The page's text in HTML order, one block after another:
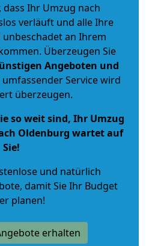
Ihr Umzug nach
verläuft und alle Ihre
unbeschadet an Ihrem
Überzeugen Sie
Angeboten und
umfassender Service wird
überzeugen.
so weit sind, Ihr Umzug
Oldenburg wartet auf
Sie!
und natürlich
, damit Sie Ihr Budget
planen!
erhalten